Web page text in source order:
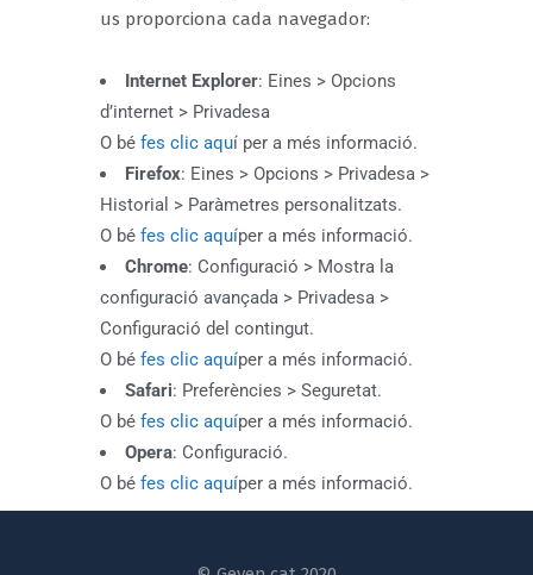
us proporciona cada navegador:
Internet Explorer: Eines > Opcions
d’internet > Privadesa
O bé fes clic aquí per a més informació.
Firefox: Eines > Opcions > Privadesa >
Historial > Paràmetres personalitzats.
O bé fes clic aquíper a més informació.
Chrome: Configuració > Mostra la
configuració avançada > Privadesa >
Configuració del contingut.
O bé fes clic aquíper a més informació.
Safari: Preferències > Seguretat.
O bé fes clic aquíper a més informació.
Opera: Configuració.
O bé fes clic aquíper a més informació.